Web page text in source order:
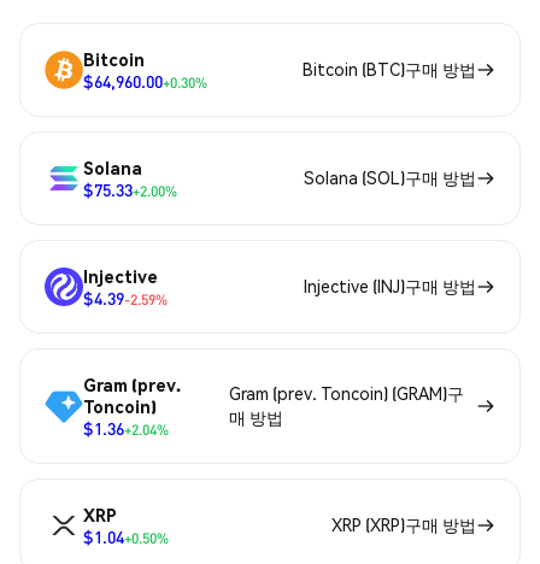
Bitcoin
$64,960.00+0.30%
Bitcoin (BTC)구매 방법
Solana
$75.33+2.00%
Solana (SOL)구매 방법
Injective
$4.39-2.59%
Injective (INJ)구매 방법
Gram (prev.
Toncoin)
$1.36+2.04%
Gram (prev. Toncoin) (GRAM)구
매 방법
XRP
$1.04+0.50%
XRP (XRP)구매 방법